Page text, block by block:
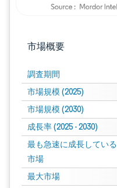
市場概要
調査期間
市場規模 (2025)
市場規模 (2030)
成長率 (2025 - 2030)
最も急速に成長している
市場
最大市場